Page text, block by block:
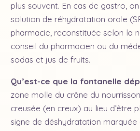
plus souvent. En cas de gastro,
solution de réhydratation orale
pharmacie, reconstituée selon la
conseil du pharmacien ou du
sodas et jus de fruits.
Qu’est-ce que la fontanelle
zone molle du crâne du
creusée (en creux) au lieu d’être
signe de déshydratation marquée